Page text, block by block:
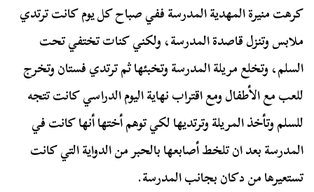
كرهت منيرة المهدية المدرسة ففي صباح كل يوم كانت ترتدي
ملابس وتنزل قاصدة المدرسة، ولكني كنات تختفي تحت
السلم، وتخلع مريلة المدرسة وتخبئها ثم ترتدي فستان وتخرج
للعب مع الأطفال ومع اقتراب نهاية اليوم الدراسي كانت تتجه
للسلم وتأخذ المريلة وترتديها لكي توهم أختها أنها كانت في
المدرسة بعد ان تلخط أصابعها بالحبر من الدواية التي كانت
تستعيرها من دكان بجانب المدرسة.